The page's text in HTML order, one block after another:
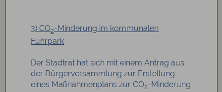
3)CO2-Minderung im kommunalen
Fuhrpark
Der Stadtrat hat sich mit einem Antrag aus
der Bürgerversammlung zur Erstellung
eines Maßnahmenplans zur CO2-Minderung